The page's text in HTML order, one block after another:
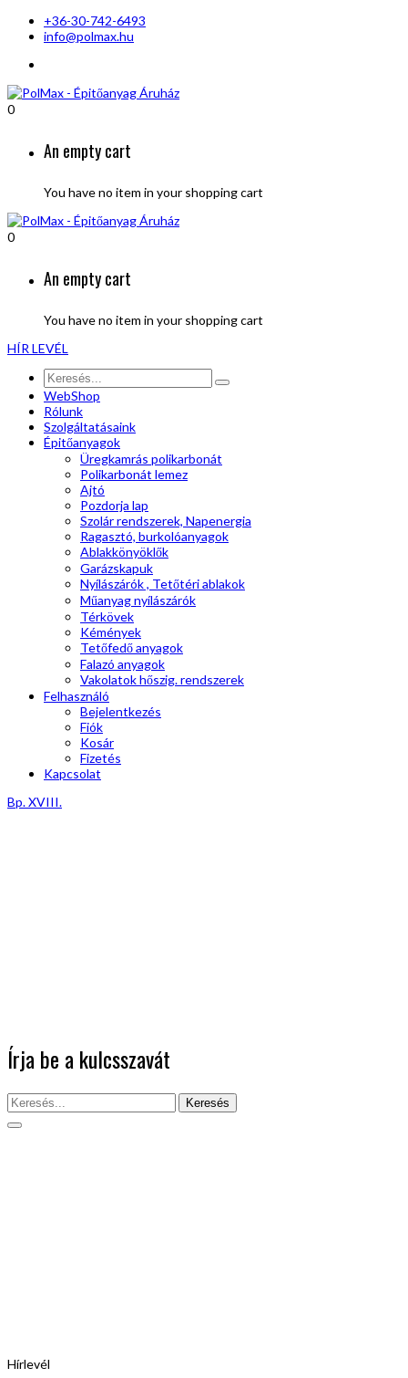
+36-30-742-6493
info@polmax.hu
0
An empty cart
You have no item in your shopping cart
0
An empty cart
You have no item in your shopping cart
HÍR LEVÉL
WebShop
Rólunk
Szolgáltatásaink
Épitőanyagok
Üregkamrás polikarbonát
Polikarbonát lemez
Ajtó
Pozdorja lap
Szolár rendszerek, Napenergia
Ragasztó, burkolóanyagok
Ablakkönyöklők
Garázskapuk
Nyílászárók , Tetőtéri ablakok
Műanyag nyílászárók
Térkövek
Kémények
Tetőfedő anyagok
Falazó anyagok
Vakolatok hőszig. rendszerek
Felhasználó
Bejelentkezés
Fiók
Kosár
Fizetés
Kapcsolat
Bp. XVIII.
Írja be a kulcsszavát
Keresés
Hírlevél